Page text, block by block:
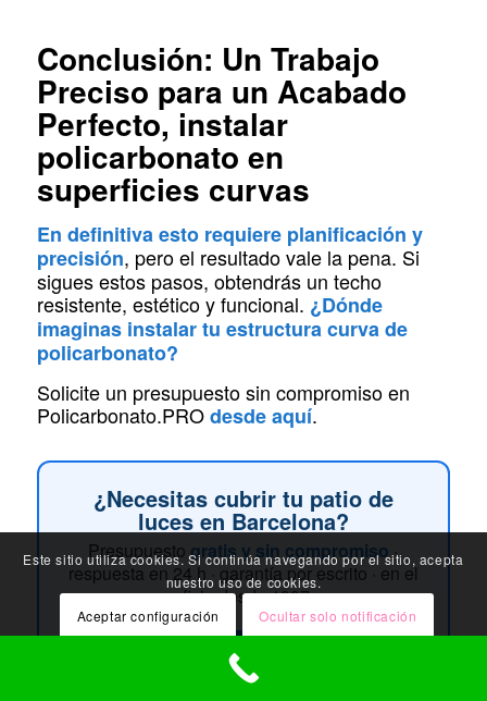
Conclusión: Un Trabajo
Preciso para un Acabado
Perfecto, instalar
policarbonato en
superficies curvas
En definitiva esto requiere planificación y
precisión, pero el resultado vale la pena. Si
sigues estos pasos, obtendrás un techo
resistente, estético y funcional. ¿Dónde
imaginas instalar tu estructura curva de
policarbonato?
Solicite un presupuesto sin compromiso en
Policarbonato.PROdesde aquí.
¿Necesitas cubrir tu patio de
luces en Barcelona?
Presupuestogratis y sin compromiso·
respuesta en 24 h · garantía por escrito · en el
oficio desde 1997.
Pedir presupuesto gratis
Este sitio utiliza cookies. Si continúa navegando por el sitio, acepta
nuestro uso de cookies.
Aceptar configuración
Ocultar solo notificación
Configuración general